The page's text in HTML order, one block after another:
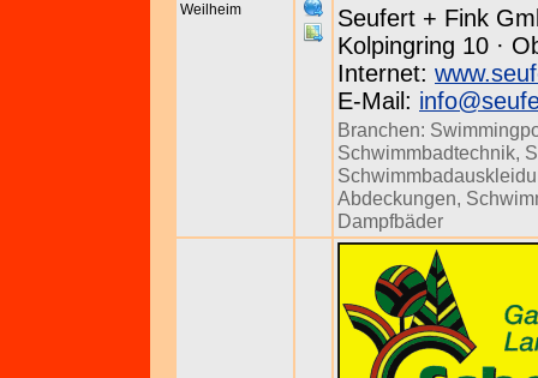
Weilheim
Seufert + Fink
Kolpingring 10 ·
Internet:
E-Mail:
Branchen:
Schwimmbadtechnik,
Abdeckungen,
Dampfbäder